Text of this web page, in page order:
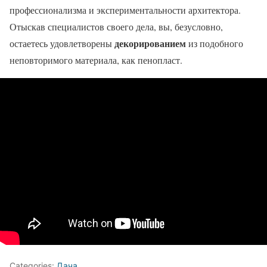
профессионализма и экспериментальности архитектора.
Отыскав специалистов своего дела, вы, безусловно,
остаетесь удовлетвореныдекорированиемиз подобного
неповторимого материала, как пенопласт.